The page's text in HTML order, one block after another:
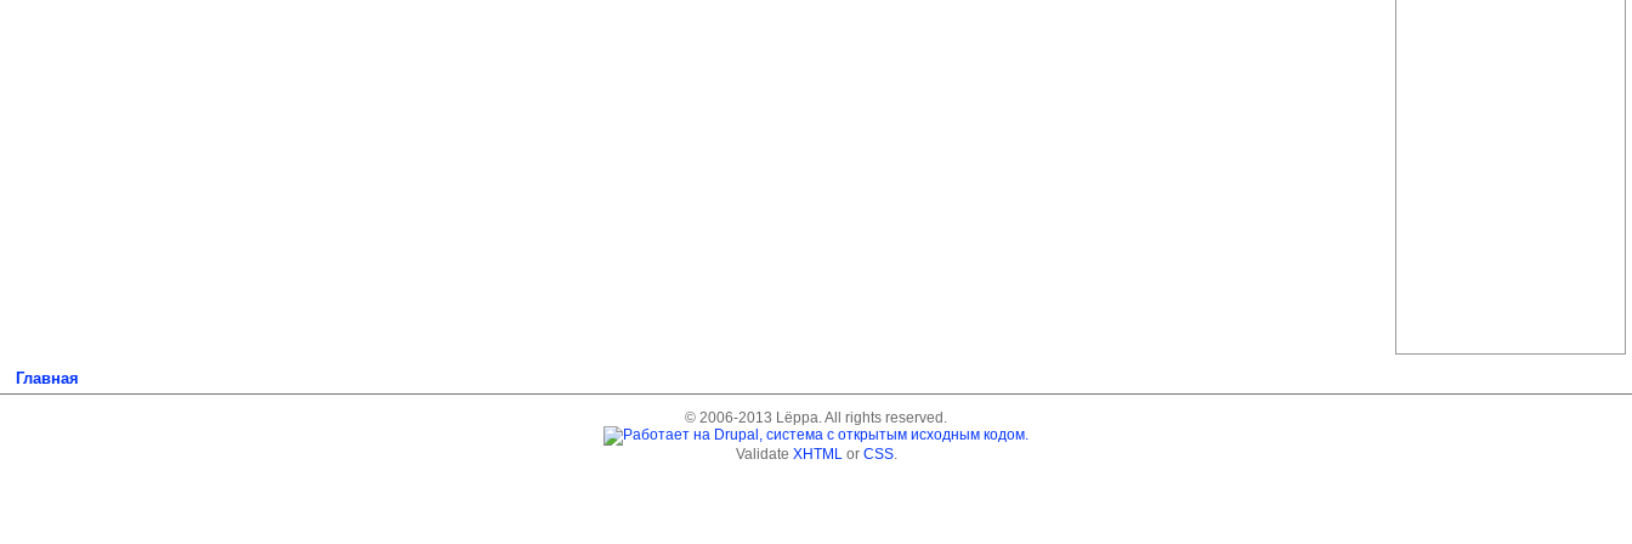
Главная
© 2006-2013 Lёppa. All rights reserved.
Validate XHTMLor CSS.